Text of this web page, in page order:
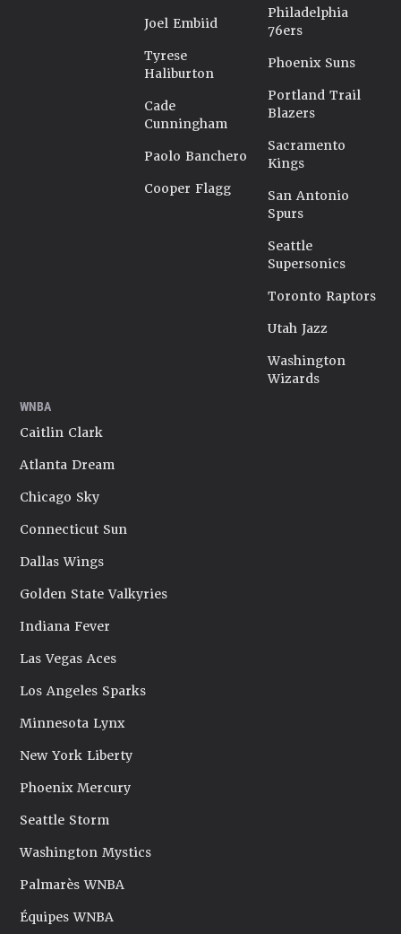
Joel Embiid
Tyrese
Haliburton
Cade
Cunningham
Paolo Banchero
Cooper Flagg
Philadelphia
76ers
Phoenix Suns
Portland Trail
Blazers
Sacramento
Kings
San Antonio
Spurs
Seattle
Supersonics
Toronto Raptors
Utah Jazz
Washington
Wizards
WNBA
Caitlin Clark
Atlanta Dream
Chicago Sky
Connecticut Sun
Dallas Wings
Golden State Valkyries
Indiana Fever
Las Vegas Aces
Los Angeles Sparks
Minnesota Lynx
New York Liberty
Phoenix Mercury
Seattle Storm
Washington Mystics
Palmarès WNBA
Équipes WNBA